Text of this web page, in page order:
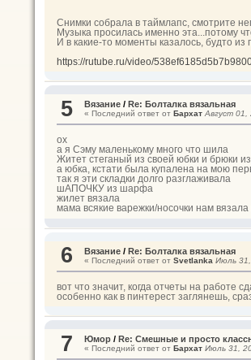
Снимки собрала в таймлапс, смотрите
Музыка просилась именно эта...потому
И в какие-то моменты казалось, будто
https://rutube.ru/video/
5 Вязание / Re: Болталка вязальная
« Последний ответ отБархат Август 01,
ох
а я Сэму маленькому много что шила
Житет стеганый из своей юбки и брюки
а юбка, кстати была купалена на мою
так я эти складки долго разглаживала
шАПОЧКУ из шарфа
жилет вязала
мама всякие варежки/носочки нам вязала
6 Вязание /Re: Болталка вязальная
« Последний ответ отSvetlanka Июль
вот что значит, когда отчеты на работе
особенно как в пинтерест заглянешь,
7 Юмор / Re: Смешные и просто
« Последний ответ отБархат Июль 31,